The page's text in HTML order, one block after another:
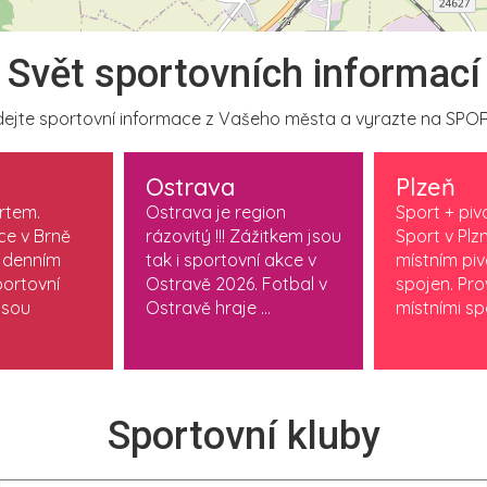
Svět sportovních informací
sportovní informace z Vašeho města a vyrazte na
v Brně
Ostrava
Ostrava je region
rázovitý !!! Zážitkem jsou
tak i sportovní akce v
Ostravě 2026. Fotbal v
Ostravě hraje ...
Plzeň
Sport +
Sport v
místním
spojen.
místními
Sportovní kluby